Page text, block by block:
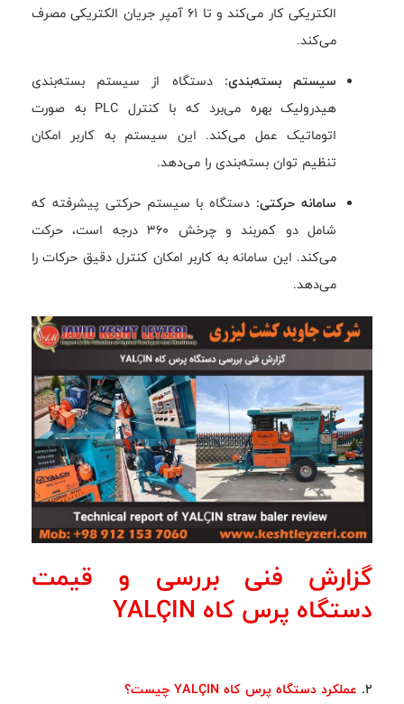
الکتریکی کار می‌کند و تا 61 آمپر جریان الکتریکی مصرف
می‌کند.
سیستم بسته‌بندی: دستگاه از سیستم بسته‌بندی
هیدرولیک بهره می‌برد که با کنترل PLC به صورت
اتوماتیک عمل می‌کند. این سیستم به کاربر امکان
تنظیم توان بسته‌بندی را می‌دهد.
سامانه حرکتی: دستگاه با سیستم حرکتی پیشرفته که
شامل دو کمربند و چرخش 360 درجه است، حرکت
می‌کند. این سامانه به کاربر امکان کنترل دقیق حرکات را
می‌دهد.
گزارش فنی بررسی و قیمت
دستگاه پرس کاه YALÇIN
2. عملکرد دستگاه پرس کاه YALÇIN چیست؟